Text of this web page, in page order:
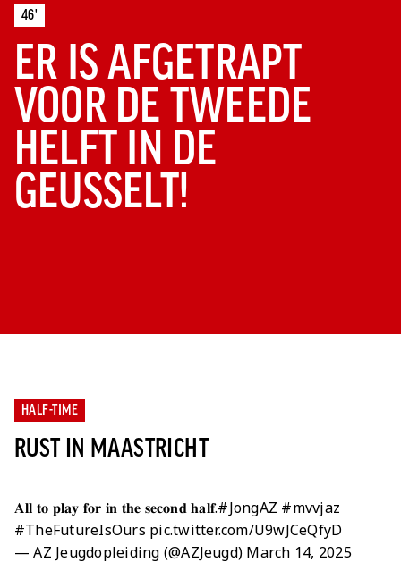
46'
ER IS AFGETRAPT
VOOR DE TWEEDE
HELFT IN DE
GEUSSELT!
HALF-TIME
RUST IN MAASTRICHT
𝐀𝐥𝐥 𝐭𝐨 𝐩𝐥𝐚𝐲 𝐟𝐨𝐫 𝐢𝐧 𝐭𝐡𝐞 𝐬𝐞𝐜𝐨𝐧𝐝 𝐡𝐚𝐥𝐟.#JongAZ #mvvjaz
#TheFutureIsOurs pic.twitter.com/U9wJCeQfyD
— AZ Jeugdopleiding (@AZJeugd) March 14, 2025